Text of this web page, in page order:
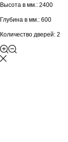
Высота в мм.: 2400
Глубина в мм.: 600
Количество дверей: 2